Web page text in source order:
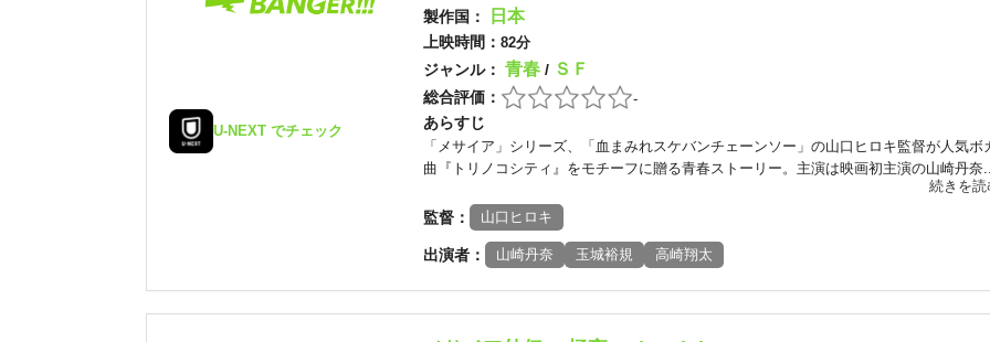
U-NEXT でチェック
製作国： 日本
上映時間： 82分
ジャンル： 青春 / ＳＦ
総合評価： -
あらすじ
「メサイア」シリーズ、「血まみれスケバンチェーンソー」の山口ヒロキ監督が人気ボ
曲『トリノコシティ』をモチーフに贈る青春ストーリー。主演は映画初主演の山崎丹奈
続きを読
監督： 山口ヒロキ
出演者： 山崎丹奈 玉城裕規 高崎翔太